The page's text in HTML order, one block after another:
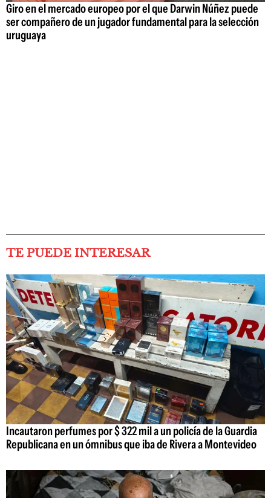
Giro en el mercado europeo por el que Darwin Núñez puede
ser compañero de un jugador fundamental para la selección
uruguaya
TE PUEDE INTERESAR
Incautaron perfumes por $ 322 mil a un policía de la Guardia
Republicana en un ómnibus que iba de Rivera a Montevideo